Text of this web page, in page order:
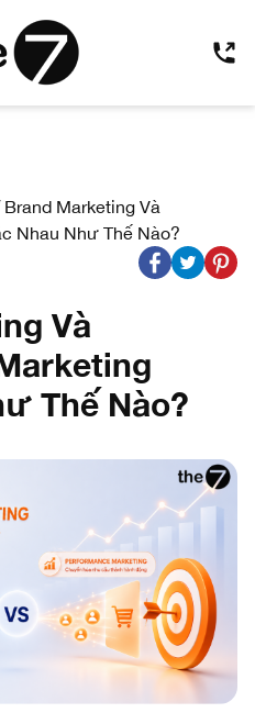
Brand Marketing Và
Nhau Như Thế Nào?
Và
Thế Nào?